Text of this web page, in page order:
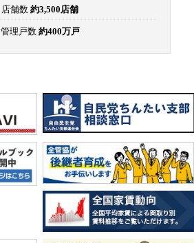
店舗数 約3,500店舗
管理戸数 約400万戸